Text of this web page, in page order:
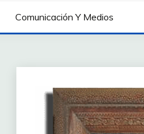
Comunicación Y Medios